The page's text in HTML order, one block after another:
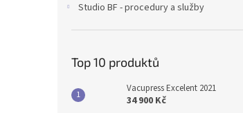
Studio BF - procedury a služby
Top 10 produktů
Vacupress Excelent 2021
34 900 Kč